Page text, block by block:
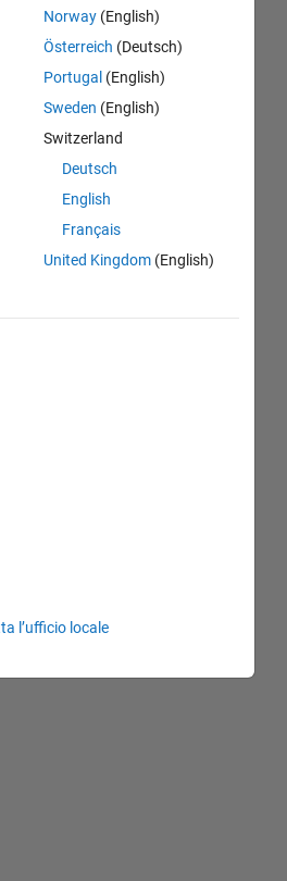
Norway(English)
Österreich (Deutsch)
Portugal (English)
Sweden (English)
Switzerland
Deutsch
English
Français
United Kingdom(English)
l’ufficio locale